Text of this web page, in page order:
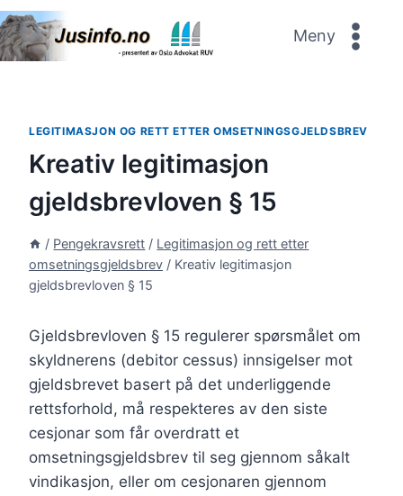
Skip
to
content
Meny
LEGITIMASJON OG RETT ETTER OMSETNINGSGJELDSBREV
Kreativ legitimasjon
gjeldsbrevloven § 15
/ Pengekravsrett / Legitimasjon og rett etter
omsetningsgjeldsbrev / Kreativ legitimasjon
gjeldsbrevloven § 15
Gjeldsbrevloven § 15 regulerer spørsmålet om
skyldnerens (debitor cessus) innsigelser mot
gjeldsbrevet basert på det underliggende
rettsforhold, må respekteres av den siste
cesjonar som får overdratt et
omsetningsgjeldsbrev til seg gjennom såkalt
vindikasjon, eller om cesjonaren gjennom